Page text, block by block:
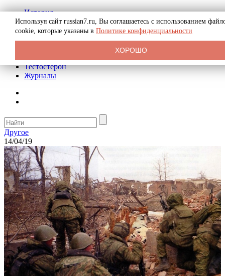
История
Биография
Криминал
Реклама на сайте
Тестостерон
Журналы
Другое
14/04/19
Используя сайт russian7.ru, Вы соглашаетесь с использованием
cookie, которые указаны в Политике конфиденциальности
ХОРОШО